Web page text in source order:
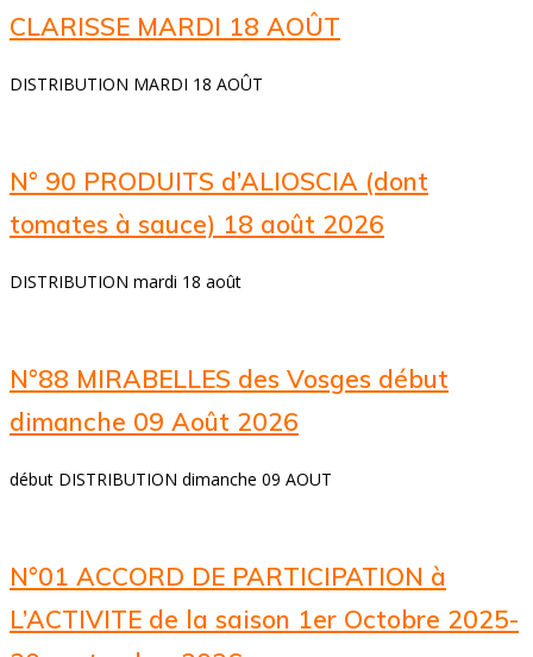
CLARISSE MARDI 18 AOÛT
DISTRIBUTION MARDI 18 AOÛT
N° 90 PRODUITS d’ALIOSCIA (dont
tomates à sauce) 18 août 2026
DISTRIBUTION mardi 18 août
N°88 MIRABELLES des Vosges début
dimanche 09 Août 2026
début DISTRIBUTION dimanche 09 AOUT
N°01 ACCORD DE PARTICIPATION à
L’ACTIVITE de la saison 1er Octobre 2025-